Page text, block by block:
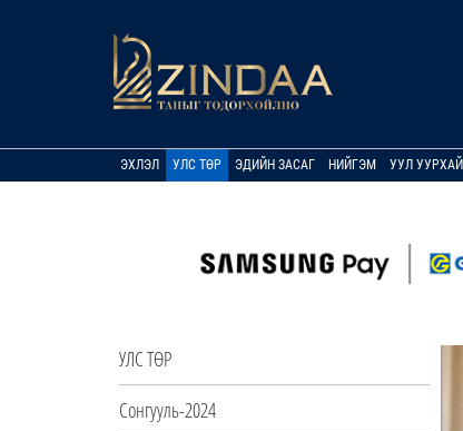
ЭХЛЭЛ УЛС ТӨР ЭДИЙН ЗАСАГ НИЙГЭМ УУЛ УУРХАЙ
УЛС ТӨР
Сонгууль-2024